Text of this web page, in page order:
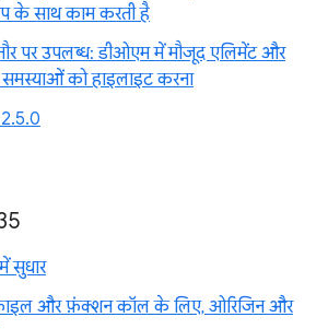
के साथ काम करती है
पर उपलब्ध: डीओएम में मौजूद एलिमेंट और
समस्याओं को हाइलाइट करना
सुधार
और फ़ंक्शन कॉल के लिए, ओरिजिन और